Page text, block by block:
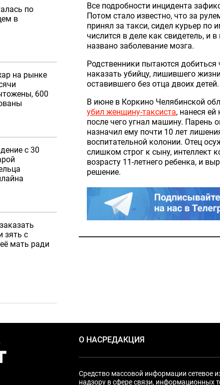
по
в
на рынке
600
с 30
зять с
мать ради
Все подробности инцидента
Потом стало известно, что за
принял за такси, сидел курьер по
числится в деле как свидетель, и
названо заболевание мозга.
Родственники пытаются добиться
наказать убийцу, лишившего
оставившего без отца двоих детей.
В июне в Коркино Челябинской
убил женщину-таксиста, нанеся
после чего угнал машину. Парень
назначил ему почти 10 лет
воспитательной колонии. Отец
слишком строг к сыну, интеллект
возрасту 11-летнего ребенка, и
решение.
О НАСРЕДАКЦИЯ
Средство массовой информации сетевое
надзору в сфере связи, информационных